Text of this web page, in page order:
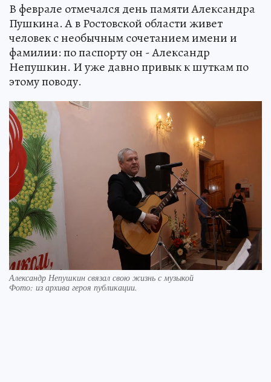
В феврале отмечался день памяти Александра
Пушкина. А в Ростовской области живет
человек с необычным сочетанием имени и
фамилии: по паспорту он - Александр
Непушкин. И уже давно привык к шуткам по
этому поводу.
Александр Непушкин связал свою жизнь с музыкой
Фото: из архива героя публикации.